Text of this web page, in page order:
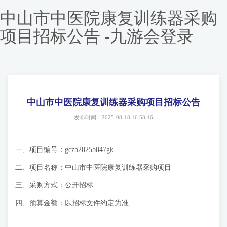
中山市中医院康复训练器采购
项目招标公告 -九游会登录
中山市中医院康复训练器采购项目招标公告
发布时间：2025-08-18 16:58:46
一、项目编号：gczb2025b047gk
二、项目名称：中山市中医院康复训练器采购项目
三、采购方式：公开招标
四、预算金额：以招标文件约定为准